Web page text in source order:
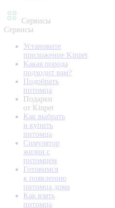
Сервисы
Сервисы
Установите
приложение Kinpet
Какая порода
подходит вам?
Подобрать
питомца
Подарки
от Kinpet
Как выбрать
и купить
питомца
Симулятор
жизни с
питомцем
Готовимся
к появлению
питомца дома
Как взять
питомца